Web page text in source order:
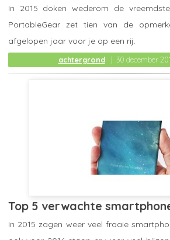
achtergrond 30 december
In 2015 doken wederom de
PortableGear zet tien van de
afgelopen jaar voor je op een rij.
Top 5 verwachte
In 2015 zagen weer veel fraaie